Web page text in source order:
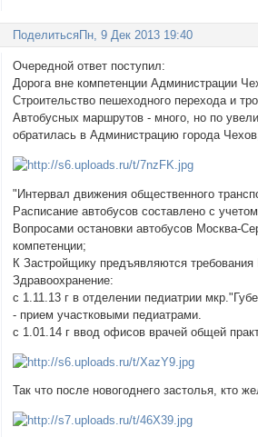
Поделиться Пн, 9 Дек 2013 19:40
Очередной ответ поступил:
Дорога вне компетенции Администрации
Строительство пешеходного перехода и
Автобусных маршрутов - много, но по
обратилась в Администрацию города
"Интервал движения общественного
Расписание автобусов составлено с
Вопросами остановки автобусов Москва-
компетенции;
К Застройщику предъявляются
Здравоохранение:
с 1.11.13 г в отделении педиатрии
- прием участковыми педиатрами.
с 1.01.14 г ввод офисов врачей общей
Так что после новогоднего застолья, кто